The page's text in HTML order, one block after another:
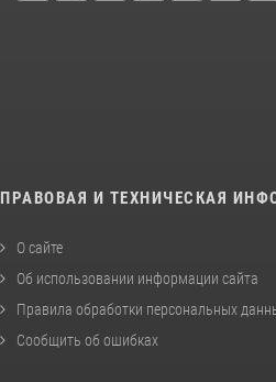
ПРАВОВАЯ И ТЕХНИЧЕСКАЯ
О сайте
Об использовании информации сайта
Правила обработки персональных
Сообщить об ошибках